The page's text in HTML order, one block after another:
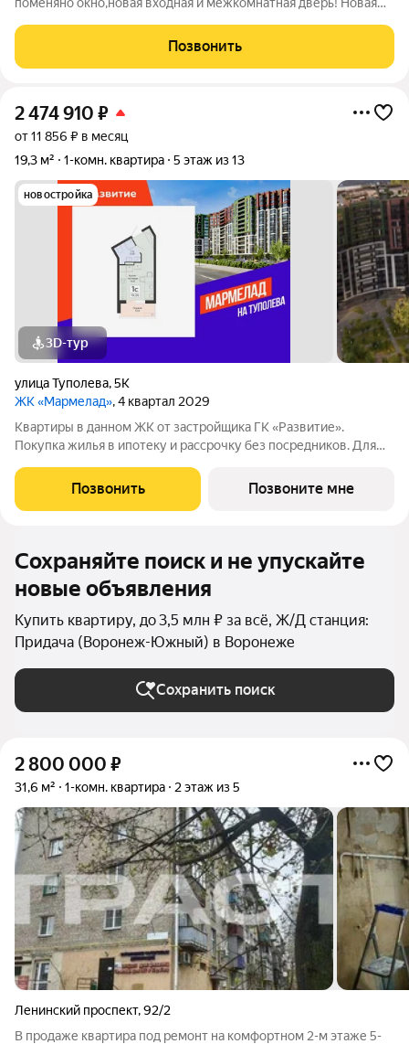
освещением! Шикарная транспортная развязка! В студии ни к о
ни прописан,быстрый выход на
Позвонить
2 474 910 ₽
от 11 856 ₽ в месяц
19,3 м²
1-комн. квартира 5 этаж из 13
новостройка
3D-тур
улица Туполева,5К
ЖК «Мармелад», 4 квартал 2029
Квартиры в данном ЖК от застройщика ГК «Развитие».
Покупка жилья в ипотеку и рассрочку без посредников. Для
обращайтесь в отдел продаж застройщика.
Позвонить Позвоните мне
Сохраняйте поиск и не упускайте
новые объявления
Купить квартиру, до 3,5 млн ₽ за всё, Ж/Д станция:
Придача (Воронеж-Южный) в Воронеже
Сохранить поиск
2 800 000 ₽
31,6 м² 1-комн. квартира 2 этаж из 5
Ленинский проспект,92/2
В продаже кваpтира под pемонт на комфортном 2-м этаже 5-